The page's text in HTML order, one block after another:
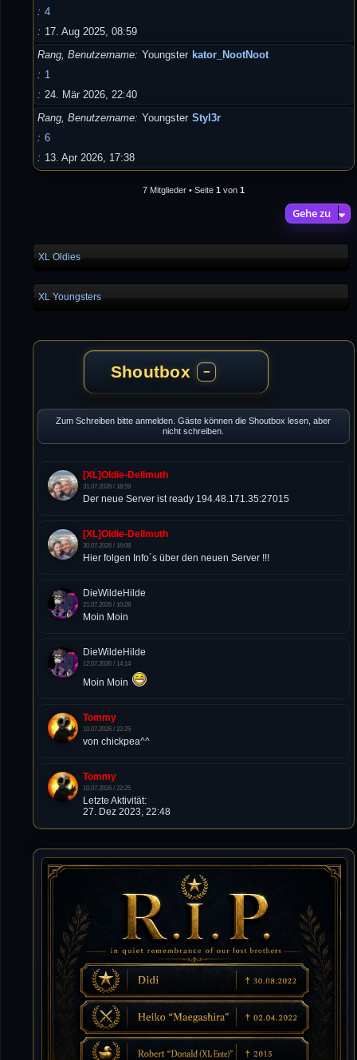
4
17. Aug 2025, 08:59
Rang, Benutzername Youngster kator_NootNoot
1
24. Mär 2026, 22:40
Rang, Benutzername Youngster Styl3r
6
13. Apr 2026, 17:38
7 Mitglieder • Seite 1 von 1
Gehe zu
XL Oldies
XL Youngsters
Shoutbox −
Zum Schreiben bitte anmelden. Gäste können die Shoutbox lesen, aber
nicht schreiben.
[XL]Oldie-Dellmuth
31.07.2026 / 18:59
Der neue Server ist ready 194.48.171.35:27015
[XL]Oldie-Dellmuth
30.07.2026 / 16:08
Hier folgen Info´s über den neuen Server !!!
DieWildeHilde
21.07.2026 / 10:28
Moin Moin
DieWildeHilde
12.07.2026 / 14:14
Moin Moin
Tommy
10.07.2026 / 22:25
von chickpea^^
Tommy
10.07.2026 / 22:25
Letzte Aktivität:
27. Dez 2023, 22:48
DieWildeHilde
10.07.2026 / 12:48
Happy Birthday Chickpea
DieWildeHilde
10.07.2026 / 10:08
Hallo meine Lieben!
Isimiyaki
10.07.2026 / 00:34
Alles gute chickpea
Mojochilla
02.07.2026 / 15:53